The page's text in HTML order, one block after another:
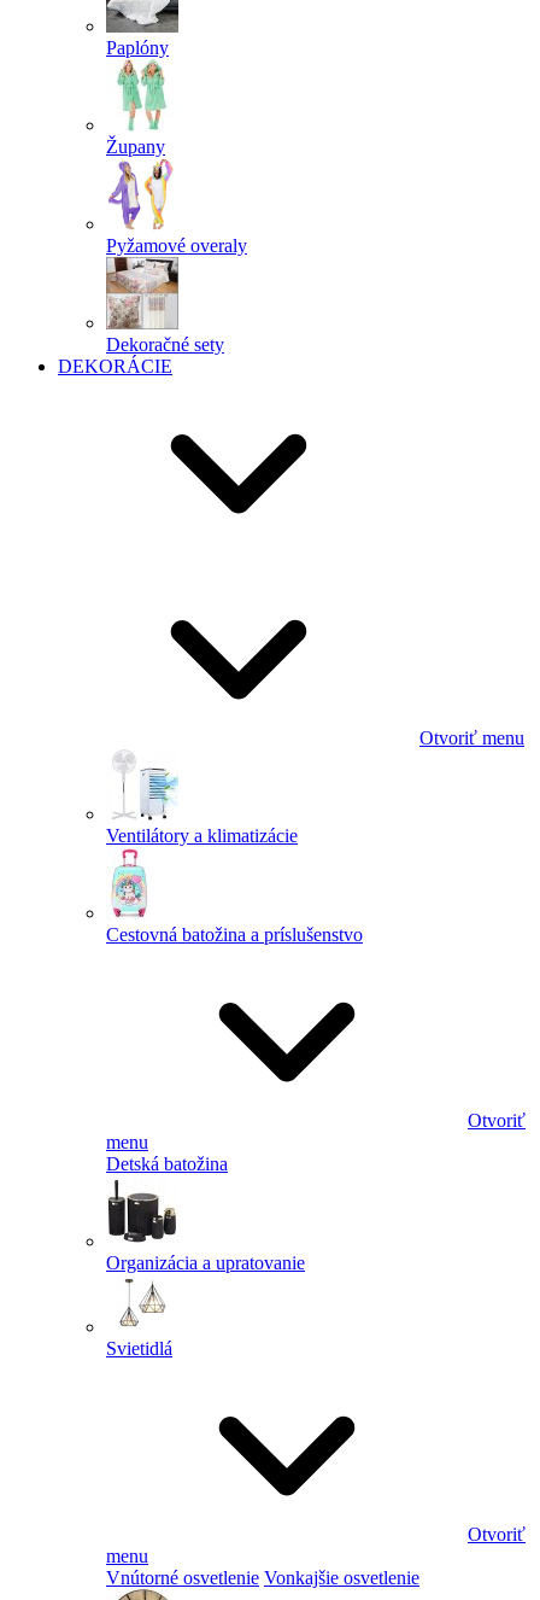
Paplóny
Župany
Pyžamové overaly
Dekoračné sety
DEKORÁCIE
Otvoriť menu
Ventilátory a klimatizácie
Cestovná batožina a príslušenstvo
Otvoriť
menu
Detská batožina
Organizácia a upratovanie
Svietidlá
Otvoriť
menu
Vnútorné osvetlenie Vonkajšie osvetlenie